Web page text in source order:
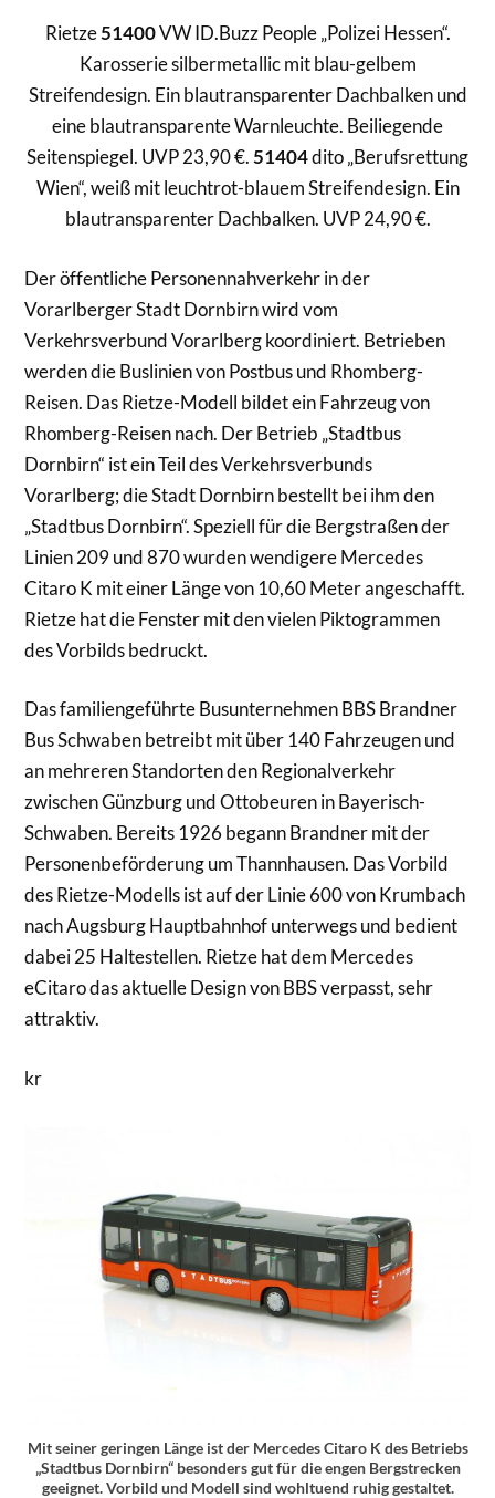
Rietze51400VW ID.Buzz People „Polizei Hessen“.
Karosserie silbermetallic mit blau-gelbem
Streifendesign. Ein blautransparenter Dachbalken und
eine blautransparente Warnleuchte. Beiliegende
Seitenspiegel. UVP 23,90 €.51404dito „Berufsrettung
Wien“, weiß mit leuchtrot-blauem Streifendesign. Ein
blautransparenter Dachbalken. UVP 24,90 €.
Der öffentliche Personennahverkehr in der
Vorarlberger Stadt Dornbirn wird vom
Verkehrsverbund Vorarlberg koordiniert. Betrieben
werden die Buslinien von Postbus und Rhomberg-
Reisen. Das Rietze-Modell bildet ein Fahrzeug von
Rhomberg-Reisen nach. Der Betrieb „Stadtbus
Dornbirn“ ist ein Teil des Verkehrsverbunds
Vorarlberg; die Stadt Dornbirn bestellt bei ihm den
„Stadtbus Dornbirn“. Speziell für die Bergstraßen der
Linien 209 und 870 wurden wendigere Mercedes
Citaro K mit einer Länge von 10,60 Meter angeschafft.
Rietze hat die Fenster mit den vielen Piktogrammen
des Vorbilds bedruckt.
Das familiengeführte Busunternehmen BBS Brandner
Bus Schwaben betreibt mit über 140 Fahrzeugen und
an mehreren Standorten den Regionalverkehr
zwischen Günzburg und Ottobeuren in Bayerisch-
Schwaben. Bereits 1926 begann Brandner mit der
Personenbeförderung um Thannhausen. Das Vorbild
des Rietze-Modells ist auf der Linie 600 von Krumbach
nach Augsburg Hauptbahnhof unterwegs und bedient
dabei 25 Haltestellen. Rietze hat dem Mercedes
eCitaro das aktuelle Design von BBS verpasst, sehr
attraktiv.
kr
Mit seiner geringen Länge ist der Mercedes Citaro K des Betriebs
„Stadtbus Dornbirn“ besonders gut für die engen Bergstrecken
geeignet. Vorbild und Modell sind wohltuend ruhig gestaltet.